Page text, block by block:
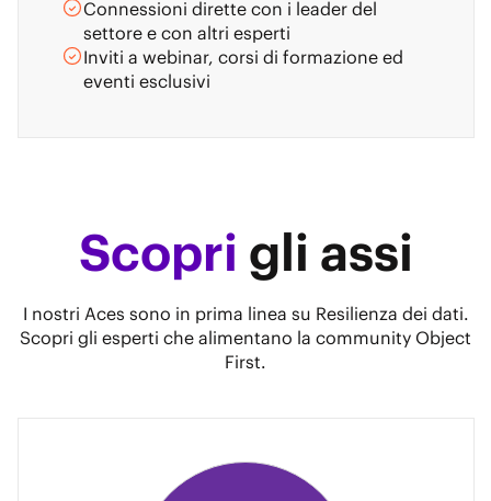
Connessioni dirette con i leader del
settore e con altri esperti
Inviti a webinar, corsi di formazione ed
eventi esclusivi
Scopri gli assi
I nostri Aces sono in prima linea su Resilienza dei dati.
Scopri gli esperti che alimentano la community Object
First.